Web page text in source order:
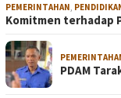
PEMERINTAHAN
Komitmen terhadap
PDAM